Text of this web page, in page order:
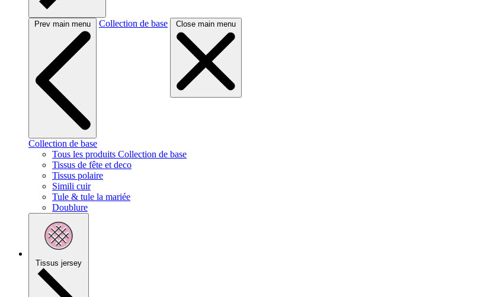
Prev main menu Collection de base Close main menu
Collection de base
Tous les produits Collection de base
Tissus de fête et deco
Tissus polaire
Simili cuir
Tule & tule la mariée
Doublure
Tissus jersey